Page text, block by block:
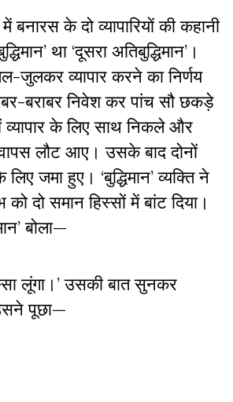
बनारस के दो व्यापारियों की कहानी
था ‘दूसरा अतिबुद्धिमान’।
जुलकर व्यापार करने का निर्णय
बराबर निवेश कर पांच सौ छकड़े
व्यापार के लिए साथ निकले और
लौट आए। उसके बाद दोनों
जमा हुए। ‘बुद्धिमान’ व्यक्ति ने
दो समान हिस्सों में बांट दिया।
बोला—
लूंगा।’ उसकी बात सुनकर
पूछा—